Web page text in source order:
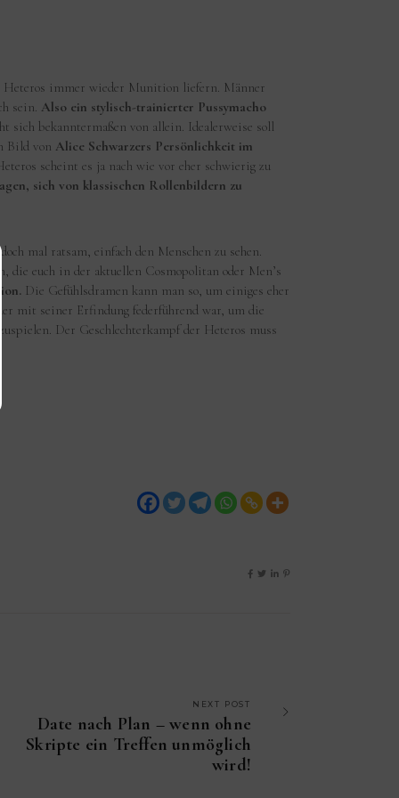
Heteros immer wieder Munition liefern. Männer
sein. Also ein stylisch-trainierter Pussymacho
sich bekanntermaßen von allein. Idealerweise soll
Bild von Alice Schwarzers Persönlichkeit im
scheint es ja nach wie vor eher schwierig zu
sich von klassischen Rollenbildern zu
mal ratsam, einfach den Menschen zu sehen.
die euch in der aktuellen Cosmopolitan oder Men’s
Die Gefühlsdramen kann man so, um einiges eher
mit seiner Erfindung federführend war, um die
Der Geschlechterkampf der Heteros muss
NEXT POST
Date nach Plan – wenn ohne
Skripte ein Treffen unmöglich
wird!